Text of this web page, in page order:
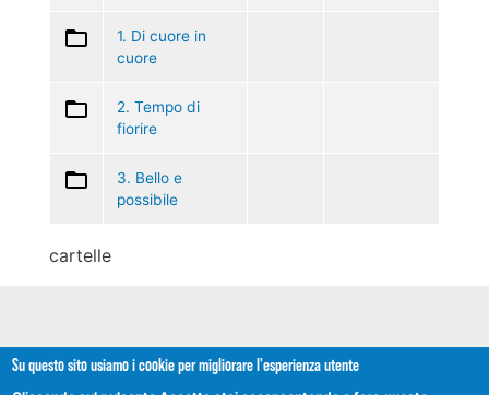
1. Di cuore in
cuore
2. Tempo di
fiorire
3. Bello e
possibile
cartelle
Su questo sito usiamo i cookie per migliorare l'esperienza utente